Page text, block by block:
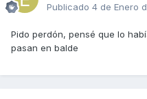
Publicado 4 de Enero
Pido perdón, pensé que lo
pasan en balde